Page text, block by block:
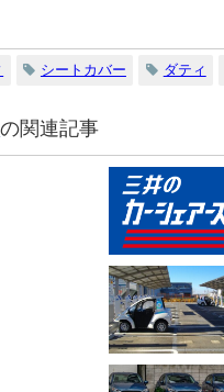
シートカバー ダティ
の関連記事